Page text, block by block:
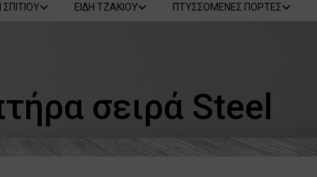
ΣΠΙΤΙΟΥ ΕΙΔΗ ΤΖΑΚΙΟΥ ΠΤΥΣΣΟΜΕΝΕΣ ΠΟΡΤΕΣ
σειρά Steel